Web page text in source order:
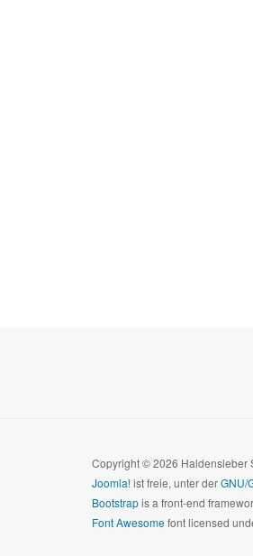
Copyright © 2026 Haldensleber
Joomla!ist freie, unter derGNU/
Bootstrapis a front-end
Font Awesomefont licensed